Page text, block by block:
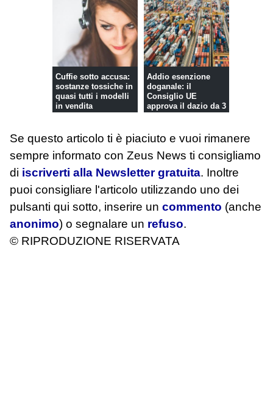
Cuffie sotto accusa:
sostanze tossiche in
quasi tutti i modelli
in vendita
Addio esenzione
doganale: il
Consiglio UE
approva il dazio da 3
euro sui piccoli...
Se questo articolo ti è piaciuto e vuoi rimanere
sempre informato con Zeus News ti consigliamo
di iscriverti alla Newsletter gratuita. Inoltre
puoi consigliare l'articolo utilizzando uno dei
pulsanti qui sotto, inserire un commento (anche
anonimo) o segnalare un refuso.
© RIPRODUZIONE RISERVATA